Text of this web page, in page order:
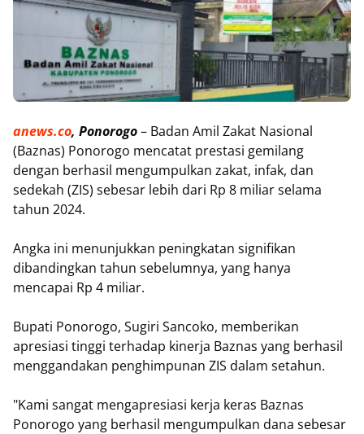
anews.co, Ponorogo– Badan Amil Zakat Nasional
(Baznas) Ponorogo mencatat prestasi gemilang
dengan berhasil mengumpulkan zakat, infak, dan
sedekah (ZIS) sebesar lebih dari Rp 8 miliar selama
tahun 2024.
Angka ini menunjukkan peningkatan signifikan
dibandingkan tahun sebelumnya, yang hanya
mencapai Rp 4 miliar.
Bupati Ponorogo, Sugiri Sancoko, memberikan
apresiasi tinggi terhadap kinerja Baznas yang berhasil
menggandakan penghimpunan ZIS dalam setahun.
"Kami sangat mengapresiasi kerja keras Baznas
Ponorogo yang berhasil mengumpulkan dana sebesar